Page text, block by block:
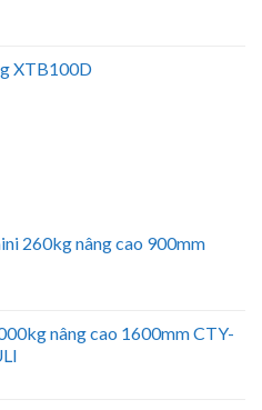
XTB100D
260kg nâng cao 900mm
nâng cao 1600mm CTY-